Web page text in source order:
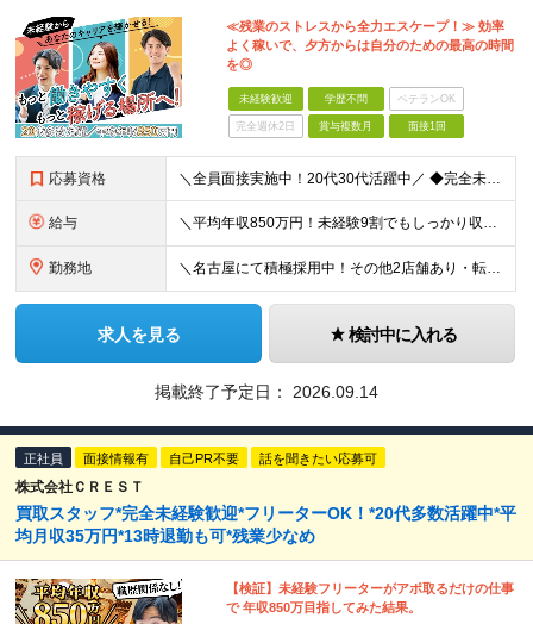
≪残業のストレスから全力エスケープ！≫ 効率
よく稼いで、夕方からは自分のための最高の時間
を◎
未経験歓迎 学歴不問 ベテランOK
完全週休2日 賞与複数月 面接1回
応募資格 ＼全員面接実施中！20代30代活躍中／ ◆完全未経験歓迎 ◆学歴不問 経歴や学歴は一切不問！「やってみたい！」という意欲をお持ちの方を歓迎しています！ ＜こんな方をお待ちしております！＞ ◎今の労
給与 ＼平均年収850万円！未経験9割でもしっかり収入UP！／ 【平均月収35万円＋高還元賞与あり】 月給27万円～35万円＋賞与年3回＋各種インセンティブ ※固定残業代（月42時間分・6万5000円
勤務地 ＼名古屋にて積極採用中！その他2店舗あり・転勤なし◎／ 雇用元は当社となりますが、 株式会社アップテンポにて勤務いただきます！ ★各店舗、当社の社員が10名ほど活躍しています◎ ＜名古屋支店＞ 愛
求人を見る 検討中に入れる
掲載終了予定日： 2026.09.14
正社員 面接情報有 自己PR不要 話を聞きたい応募可
株式会社ＣＲＥＳＴ
買取スタッフ*完全未経験歓迎*フリーターOK！*20代多数活躍中*平
均月収35万円*13時退勤も可*残業少なめ
【検証】未経験フリーターがアポ取るだけの仕事
で 年収850万目指してみた結果。